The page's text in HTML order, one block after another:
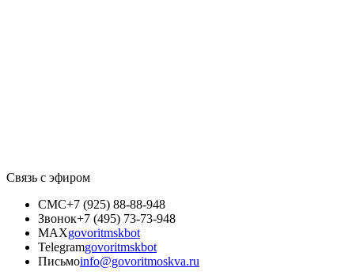
Связь с эфиром
СМС+7 (925) 88-88-948
Звонок+7 (495) 73-73-948
MAXgovoritmskbot
Telegramgovoritmskbot
Письмоinfo@govoritmoskva.ru